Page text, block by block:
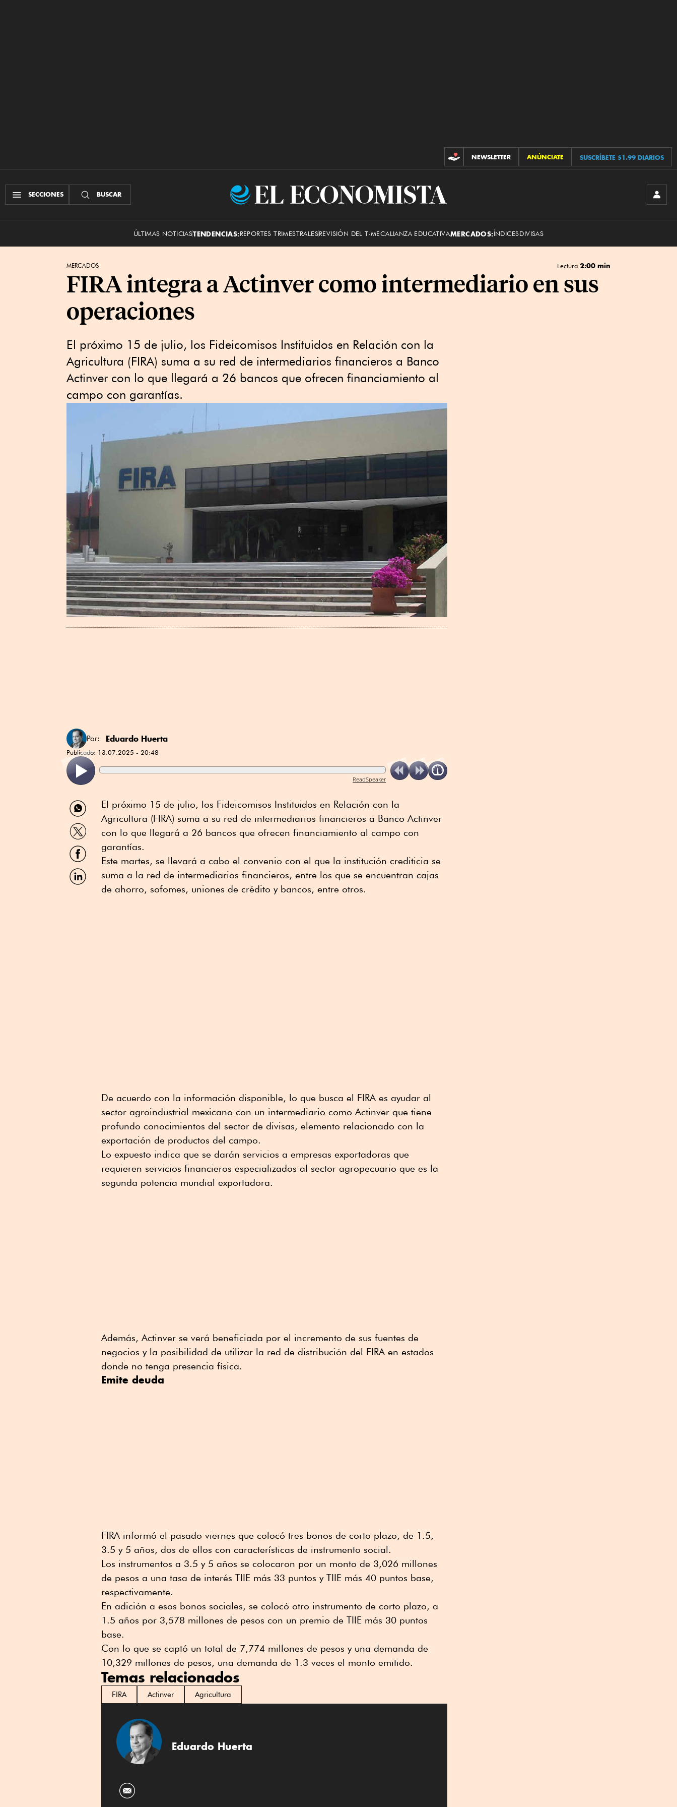
CONTRIBUCIONES
NEWSLETTER ANÚNCIATE SUSCRÍBETE $1.99 DIARIOS
SECCIONES BUSCAR
El
ÚLTIMAS NOTICIASTENDENCIAS:REPORTES TRIMESTRALESREVISIÓN DEL T-MECALIANZA EDUCATIVAMERCADOS:ÍNDICESDIVISAS
MERCADOS Lectura 2:00 min
FIRA integra a Actinver como intermediario en sus
operaciones
El próximo 15 de julio, los Fideicomisos Instituidos en Relación con la
Agricultura (FIRA) suma a su red de intermediarios financieros a Banco
Actinver con lo que llegará a 26 bancos que ofrecen financiamiento al
campo con garantías.
Por: Eduardo Huerta
Publicado: 13.07.2025 - 20:48
ReadSpeaker
Compartir
por
WhatsApp
Compartir
por
Twitter
Compartir
por
Facebook
Compartir
por
El próximo 15 de julio, los Fideicomisos Instituidos en Relación con la
Agricultura (FIRA) suma a su red de intermediarios financieros a Banco Actinver
con lo que llegará a 26 bancos que ofrecen financiamiento al campo con
garantías.
Este martes, se llevará a cabo el convenio con el que la institución crediticia se
suma a la red de intermediarios financieros, entre los que se encuentran cajas
de ahorro, sofomes, uniones de crédito y bancos, entre otros.
De acuerdo con la información disponible, lo que busca el FIRA es ayudar al
sector agroindustrial mexicano con un intermediario como Actinver que tiene
profundo conocimientos del sector de divisas, elemento relacionado con la
exportación de productos del campo.
Lo expuesto indica que se darán servicios a empresas exportadoras que
requieren servicios financieros especializados al sector agropecuario que es la
segunda potencia mundial exportadora.
Además, Actinver se verá beneficiada por el incremento de sus fuentes de
negocios y la posibilidad de utilizar la red de distribución del FIRA en estados
donde no tenga presencia física.
Emite deuda
FIRA informó el pasado viernes que colocó tres bonos de corto plazo, de 1.5,
3.5 y 5 años, dos de ellos con características de instrumento social.
Los instrumentos a 3.5 y 5 años se colocaron por un monto de 3,026 millones
de pesos a una tasa de interés TIIE más 33 puntos y TIIE más 40 puntos base,
respectivamente.
En adición a esos bonos sociales, se colocó otro instrumento de corto plazo, a
1.5 años por 3,578 millones de pesos con un premio de TIIE más 30 puntos
base.
Con lo que se captó un total de 7,774 millones de pesos y una demanda de
10,329 millones de pesos, una demanda de 1.3 veces el monto emitido.
Temas relacionados
FIRA Actinver Agricultura
Eduardo Huerta